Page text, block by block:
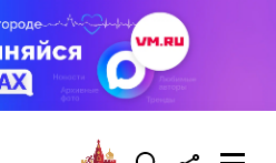
лучшая
А в музее
более 1000
небом.